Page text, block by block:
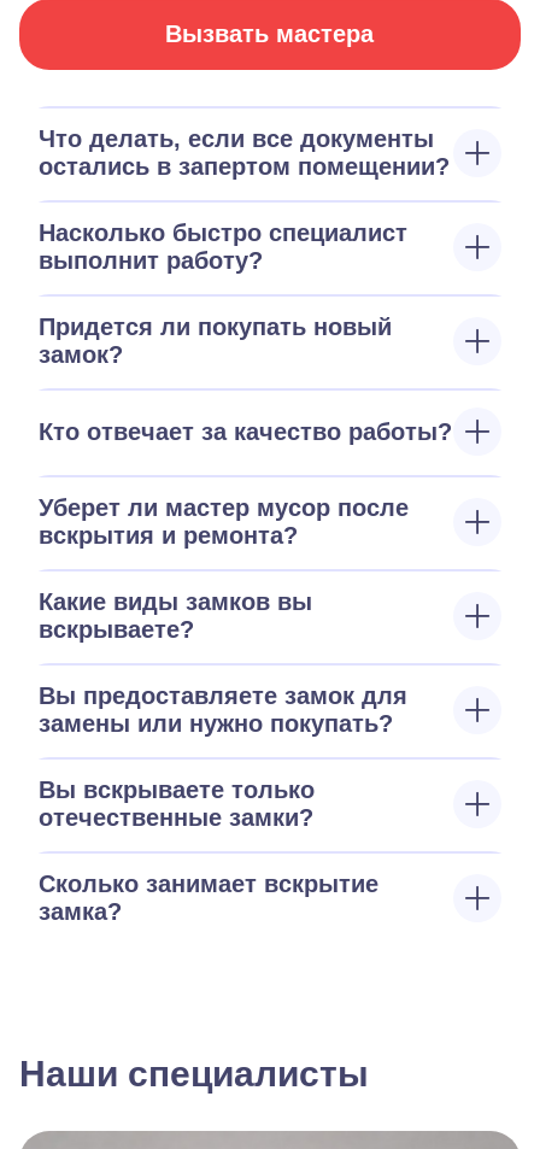
Вызвать мастера
Что делать, если все документы
остались в запертом помещении?
Насколько быстро специалист
выполнит работу?
Придется ли покупать новый
замок?
Кто отвечает за качество работы?
Уберет ли мастер мусор после
вскрытия и ремонта?
Какие виды замков вы
вскрываете?
Вы предоставляете замок для
замены или нужно покупать?
Вы вскрываете только
отечественные замки?
Сколько занимает вскрытие
замка?
Наши специалисты